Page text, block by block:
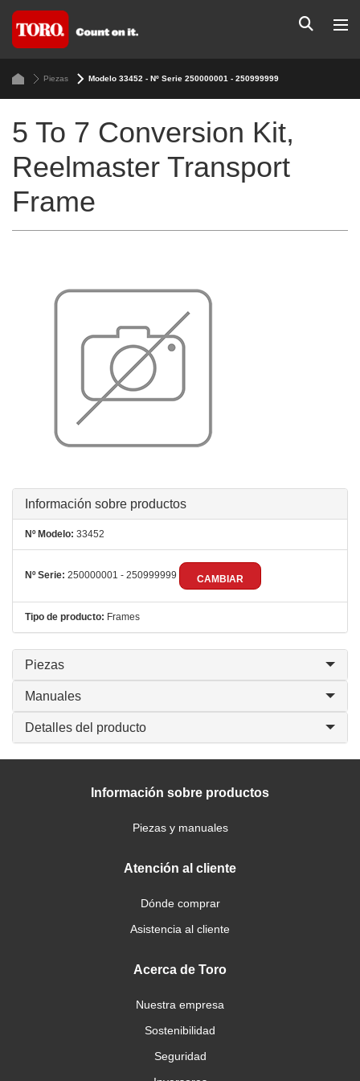
Piezas Modelo 33452 - Nº Serie 250000001 - 250999999
5 To 7 Conversion Kit,
Reelmaster Transport
Frame
Información sobre productos
Nº Modelo: 33452
Nº Serie: 250000001 - 250999999 CAMBIAR
Tipo de producto: Frames
Piezas
Manuales
Detalles del producto
Información sobre productos
Piezas y manuales
Atención al cliente
Dónde comprar
Asistencia al cliente
Acerca de Toro
Nuestra empresa
Sostenibilidad
Seguridad